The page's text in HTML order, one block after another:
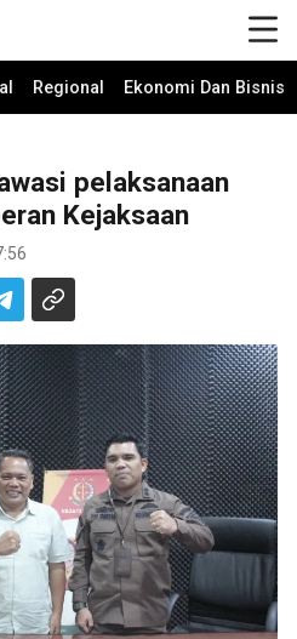
Regional Ekonomi Dan Bisnis
pelaksanaan
Kejaksaan